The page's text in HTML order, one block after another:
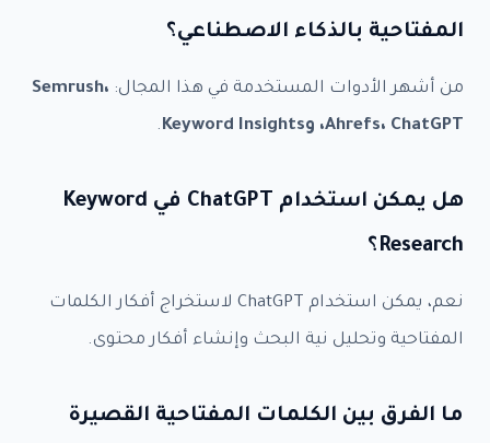
المفتاحية بالذكاء الاصطناعي؟
من أشهر الأدوات المستخدمة في هذا المجال: Semrush،
Ahrefs، ChatGPT، وKeyword Insights
.
هل يمكن استخدام ChatGPT في Keyword
Research؟
نعم، يمكن استخدام ChatGPT لاستخراج أفكار الكلمات
المفتاحية وتحليل نية البحث وإنشاء أفكار محتوى.
ما الفرق بين الكلمات المفتاحية القصيرة